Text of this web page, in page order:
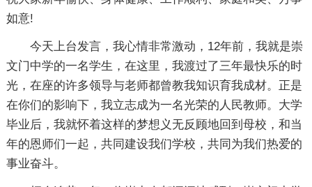
如意!
今天上台发言，我心情非常激动，12年前，我就是崇
文门中学的一名学生，在这里，我渡过了三年最快乐的时
光，在座的许多领导与老师都曾教我知识育我成材。正是
在你们的影响下，我立志成为一名光荣的人民教师。大学
毕业后，我就怀着这样的梦想义无反顾地回到母校，和当
年的恩师们一起，共同建设我们学校，共同为我们热爱的
事业奋斗。